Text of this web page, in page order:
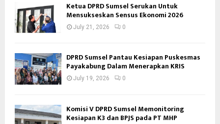
Ketua DPRD Sumsel Serukan Untuk
Mensukseskan Sensus Ekonomi 2026
July 21, 2026 0
DPRD Sumsel Pantau Kesiapan Puskesmas
Payakabung Dalam Menerapkan KRIS
July 19, 2026 0
Komisi V DPRD Sumsel Memonitoring
Kesiapan K3 dan BPJS pada PT MHP